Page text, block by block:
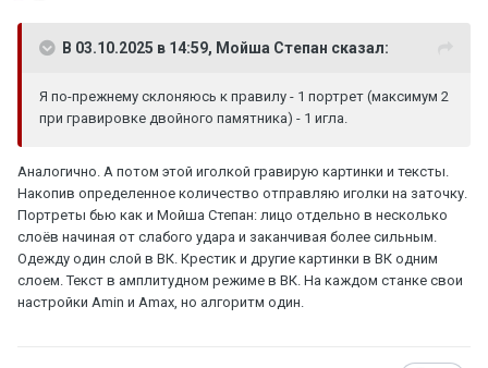
В 03.10.2025 в 14:59, Мойша Степан сказал:
Я по-прежнему склоняюсь к правилу - 1 портрет (максимум 2
при гравировке двойного памятника) - 1 игла.
Аналогично. А потом этой иголкой гравирую картинки и тексты.
Накопив определенное количество отправляю иголки на заточку.
Портреты бью как и Мойша Степан: лицо отдельно в несколько
слоёв начиная от слабого удара и заканчивая более сильным.
Одежду один слой в ВК. Крестик и другие картинки в ВК одним
слоем. Текст в амплитудном режиме в ВК. На каждом станке свои
настройки Amin и Amax, но алгоритм один.